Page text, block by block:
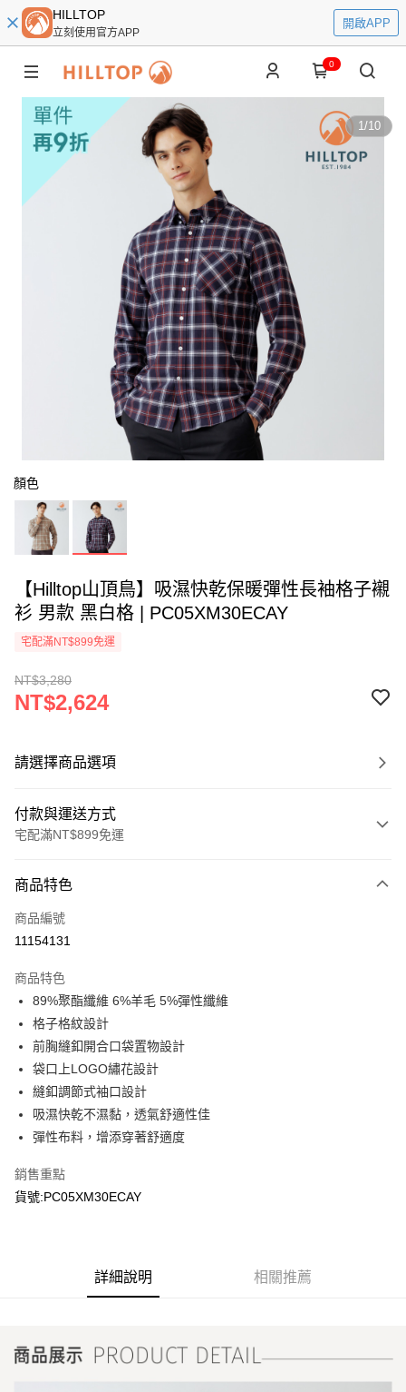
HILLTOP
立刻使用官方APP
開啟APP
0
1/10
顏色
【Hilltop山頂鳥】吸濕快乾保暖彈性長袖格子襯
衫 男款 黑白格 | PC05XM30ECAY
宅配滿NT$899免運
NT$3,280
NT$2,624
請選擇商品選項
付款與運送方式
宅配滿NT$899免運
信用卡一次付款
LINE Pay
悠遊付
Google Pay
運送方式
每筆NT$90，滿NT$899(含以上)免運費
商品特色
商品編號
11154131
商品特色
89%聚酯纖維 6%羊毛 5%彈性纖維
格子格紋設計
前胸縫釦開合口袋置物設計
袋口上LOGO繡花設計
縫釦調節式袖口設計
吸濕快乾不濕黏，透氣舒適性佳
彈性布料，增添穿著舒適度
銷售重點
貨號:PC05XM30ECAY
詳細說明 相關推薦